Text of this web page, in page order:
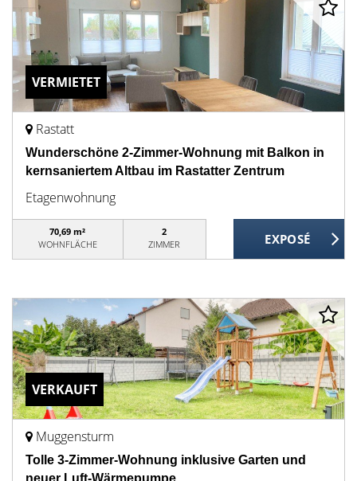
VERMIETET
Rastatt
Wunderschöne 2-Zimmer-Wohnung mit Balkon in
kernsaniertem Altbau im Rastatter Zentrum
Etagenwohnung
70,69 m²
WOHNFLÄCHE
2
ZIMMER
VERKAUFT
Muggensturm
Tolle 3-Zimmer-Wohnung inklusive Garten und
neuer Luft-Wärmepumpe